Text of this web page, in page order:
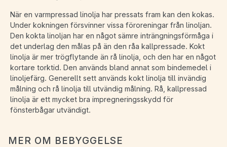
När en varmpressad linolja har pressats fram kan den kokas.
Under kokningen försvinner vissa föroreningar från linoljan.
Den kokta linoljan har en något sämre inträngningsförmåga i
det underlag den målas på än den råa kallpressade. Kokt
linolja är mer trögflytande än rå linolja, och den har en något
kortare torktid. Den används bland annat som bindemedel i
linoljefärg. Generellt sett används kokt linolja till invändig
målning och rå linolja till utvändig målning. Rå, kallpressad
linolja är ett mycket bra impregneringsskydd för
fönsterbågar utvändigt.
MER OM BEBYGGELSE